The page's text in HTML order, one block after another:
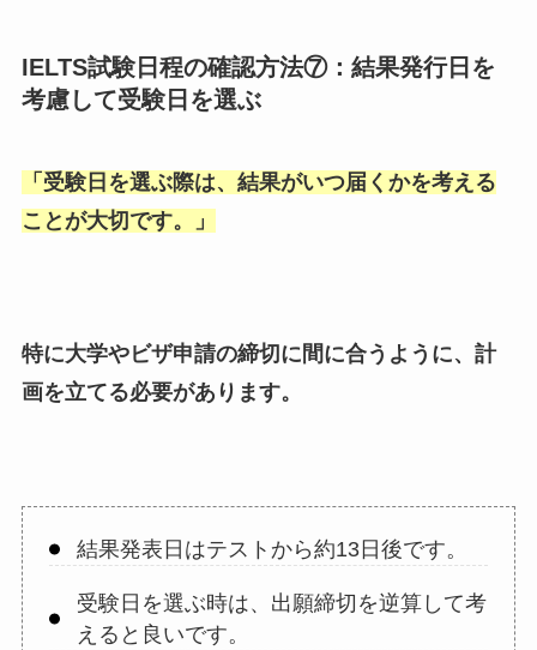
IELTS試験日程の確認方法⑦：結果発行日を
考慮して受験日を選ぶ
「 受験日を選ぶ際は、結果がいつ届くかを考える
ことが大切です。
」
特に大学やビザ申請の締切に間に合うように、計
画を立てる必要があります。
結果発表日はテストから約13日後です。
受験日を選ぶ時は、出願締切を逆算して考
えると良いです。